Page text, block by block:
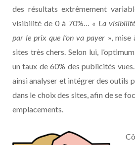
des résultats extrêmement
visibilité de 0 à 70%… « La
par le prix que l’on va payer », mise
sites très chers. Selon lui,
un taux de 60% des publicités
ainsi analyser et intégrer des outils
dans le choix des sites, afin de se
emplacements.